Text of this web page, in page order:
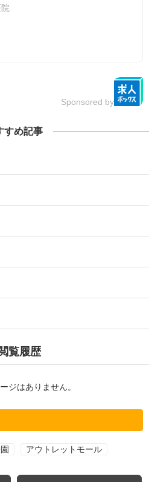
Sponsored by
すめ記事
覧履歴
ジはありません。
アウトレットモール